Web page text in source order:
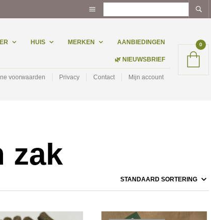
HUIS MERKEN AANBIEDINGEN
🌿 NIEUWSBRIEF
voorwaarden Privacy Contact Mijn account
0
zak